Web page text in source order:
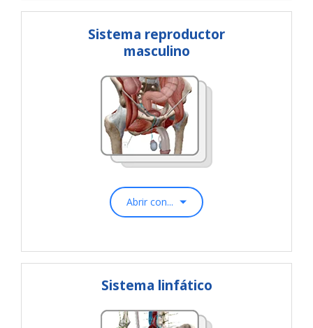
Sistema reproductor
masculino
Abrir con...
Sistema linfático